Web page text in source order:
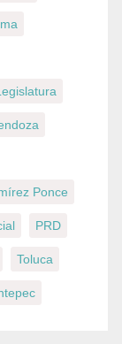
Ponce
PRD
Toluca